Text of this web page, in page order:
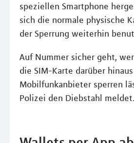
speziellen Smartphone
sich die normale physische
der Sperrung weiterhin
Auf Nummer sicher geht,
die SIM-Karte darüber
Mobilfunkanbieter sperren
Polizei den Diebstahl meldet.